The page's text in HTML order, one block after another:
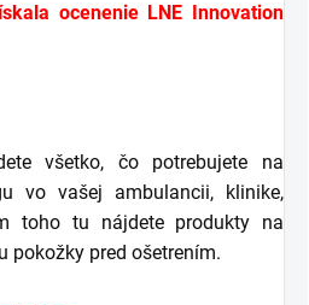
ocenenie LNE Innovation
všetko, čo potrebujete na
vo vašej ambulancii, klinike,
toho tu nájdete produkty na
pokožky pred ošetrením.